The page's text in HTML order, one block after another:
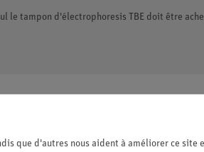
le tampon d'électrophoresis TBE doit être
47141-10
que d'autres nous aident à améliorer ce site